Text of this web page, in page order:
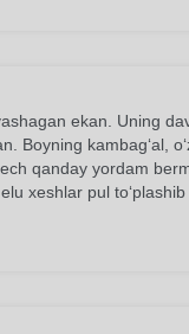
ekan. Uning
Boyning kambag‘al,
qanday yordam
xeshlar pul to‘plashib